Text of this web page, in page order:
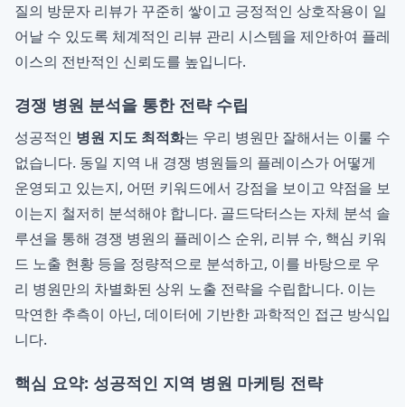
질의 방문자 리뷰가 꾸준히 쌓이고 긍정적인 상호작용이 일
어날 수 있도록 체계적인 리뷰 관리 시스템을 제안하여 플레
이스의 전반적인 신뢰도를 높입니다.
경쟁 병원 분석을 통한 전략 수립
성공적인 병원 지도 최적화는 우리 병원만 잘해서는 이룰 수
없습니다. 동일 지역 내 경쟁 병원들의 플레이스가 어떻게
운영되고 있는지, 어떤 키워드에서 강점을 보이고 약점을 보
이는지 철저히 분석해야 합니다. 골드닥터스는 자체 분석 솔
루션을 통해 경쟁 병원의 플레이스 순위, 리뷰 수, 핵심 키워
드 노출 현황 등을 정량적으로 분석하고, 이를 바탕으로 우
리 병원만의 차별화된 상위 노출 전략을 수립합니다. 이는
막연한 추측이 아닌, 데이터에 기반한 과학적인 접근 방식입
니다.
핵심 요약: 성공적인 지역 병원 마케팅 전략